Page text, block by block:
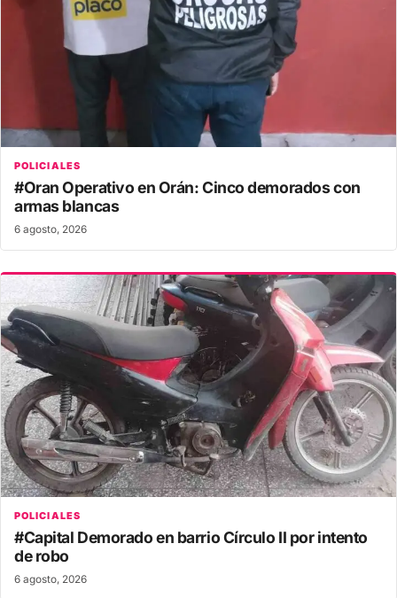
POLICIALES
#Oran Operativo en Orán: Cinco demorados con
armas blancas
6 agosto, 2026
POLICIALES
#Capital Demorado en barrio Círculo II por intento
de robo
6 agosto, 2026